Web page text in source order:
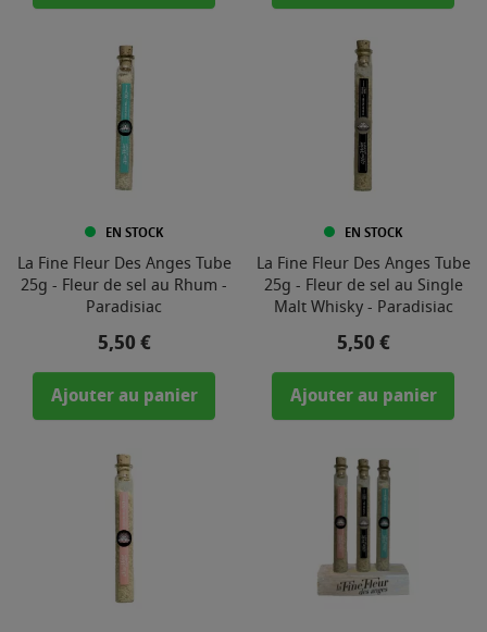
EN STOCK
La Fine Fleur Des Anges Tube
25g - Fleur de sel au Rhum -
Paradisiac
Prix
5,50 €
Ajouter au panier
EN STOCK
La Fine Fleur Des Anges Tube
25g - Fleur de sel au Single
Malt Whisky - Paradisiac
Prix
5,50 €
Ajouter au panier